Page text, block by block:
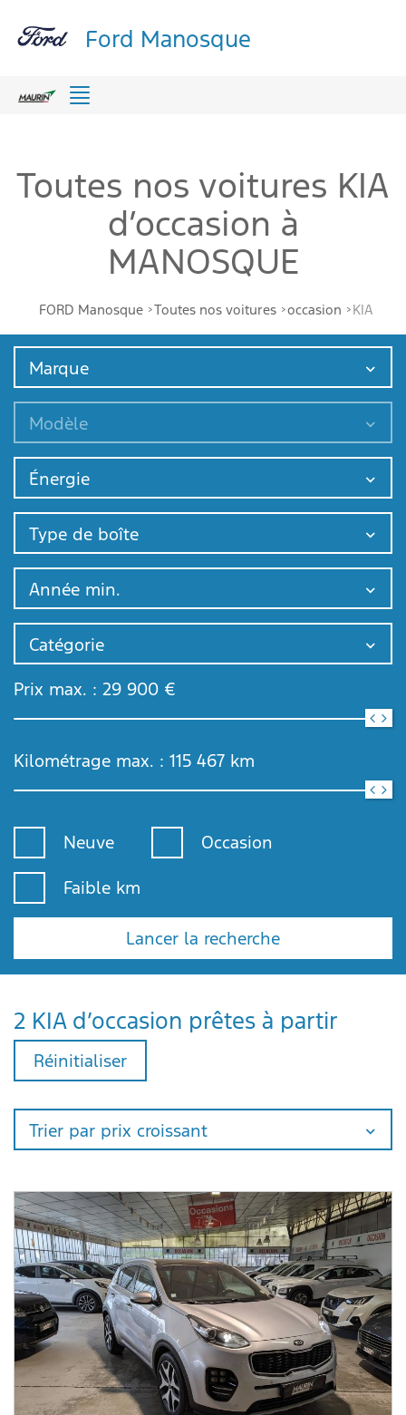
Ford Manosque
Menu
Toutes nos voitures KIA
d’occasion à
MANOSQUE
FORD Manosque Toutes nos voitures occasion KIA
Marque
Modèle
Énergie
Type de boîte
Année min.
Catégorie
Prix max. : 29 900 €
Kilométrage max. : 115 467 km
Neuve Occasion
Faible km
Lancer la recherche
2 KIA d’occasion prêtes à partir
Réinitialiser
Trier par prix croissant